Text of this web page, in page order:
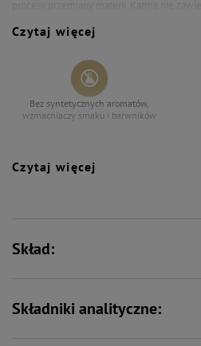
najedzony brzuszek Twojego pupila!
Czytaj więcej
Bez syntetycznych aromatów,
wzmacniaczy smaku i barwników
Formuła junior – wspiera intensywny
Czytaj więcej
Skład:
Składniki analityczne: